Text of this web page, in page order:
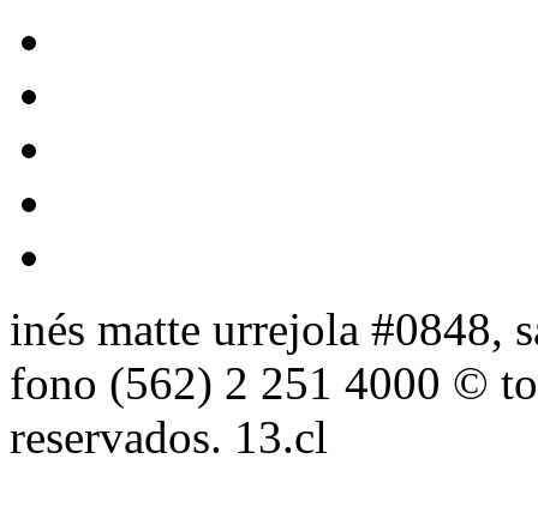
inés matte urrejola #0848,
fono (562) 2 251 4000 ©
reservados. 13.cl